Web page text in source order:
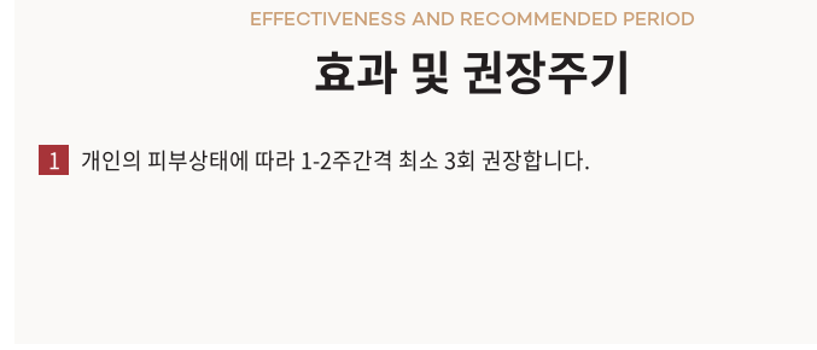
효과 및 권장주기
EFFECTIVENESS AND RECOMMENDED PERIOD
1 개인의 피부상태에 따라 1-2주간격 최소 3회 권장합니다.